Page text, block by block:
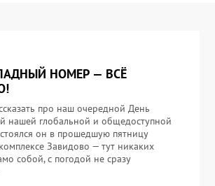
НОМЕР — ВСЁ
про наш очередной День
нашей глобальной и общедоступной
он в прошедшую пятницу
Завидово — тут никаких
собой, с погодой не сразу